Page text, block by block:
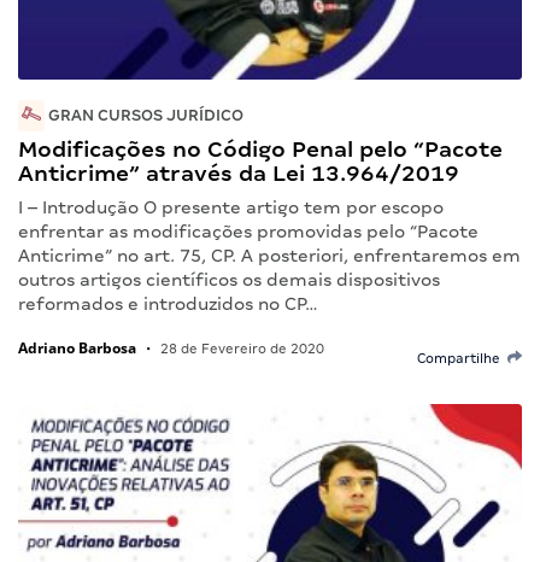
GRAN CURSOS JURÍDICO
Modificações no Código Penal pelo “Pacote
Anticrime” através da Lei 13.964/2019
I – Introdução O presente artigo tem por escopo
enfrentar as modificações promovidas pelo “Pacote
Anticrime” no art. 75, CP. A posteriori, enfrentaremos em
outros artigos científicos os demais dispositivos
reformados e introduzidos no CP…
Adriano Barbosa • 28 de Fevereiro de 2020
Compartilhe